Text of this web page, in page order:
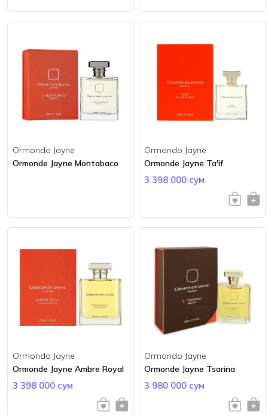
Ormondo Jayne
Ormonde Jayne Montabaco
Ormondo Jayne
Ormonde Jayne Ta'if
3 398 000 сум
Ormondo Jayne
Ormonde Jayne Ambre Royal
3 398 000 сум
Ormondo Jayne
Ormonde Jayne Tsarina
3 980 000 сум